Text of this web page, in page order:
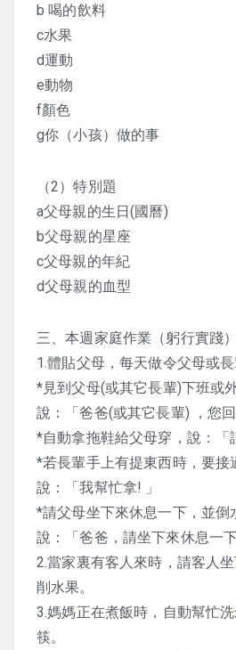
b 喝的飲料
c水果
d運動
e動物
f顏色
g你（小孩）做的事
（2）特別題
a父母親的生日(國曆)
b父母親的星座
c父母親的年紀
d父母親的血型
三、本週家庭作業（躬行實踐）
1.體貼父母，每天做令父母或長
*見到父母(或其它長輩)下班或
說：「爸爸(或其它長輩) ，您回
*自動拿拖鞋給父母穿，說：「
*若長輩手上有提東西時，要接
說：「我幫忙拿! 」
*請父母坐下來休息一下，並倒
說：「爸爸，請坐下來休息一
2.當家裏有客人來時，請客人坐
削水果。
3.媽媽正在煮飯時，自動幫忙
筷。